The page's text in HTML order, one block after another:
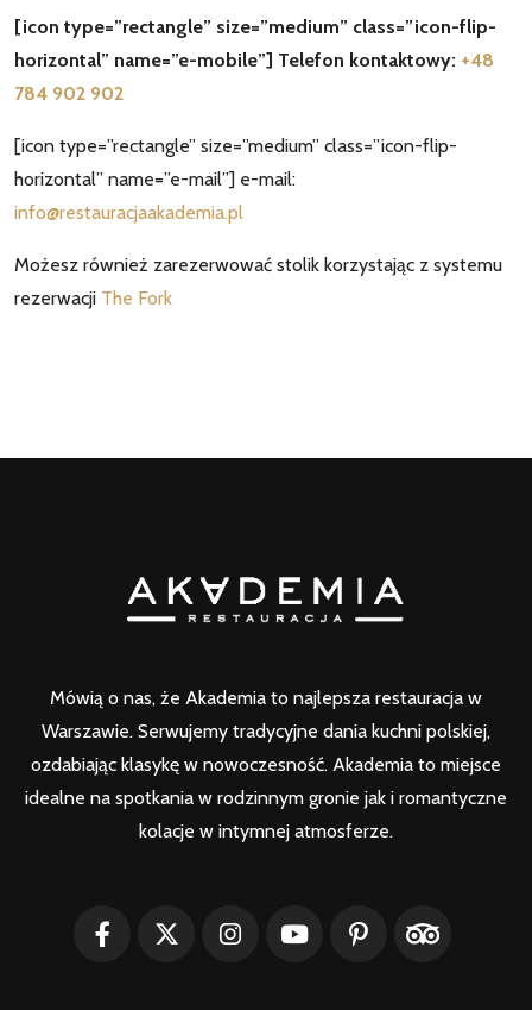
[icon type=”rectangle” size=”medium” class=”icon-flip-
horizontal” name=”e-mobile”] Telefon kontaktowy: +48
784 902 902
[icon type=”rectangle” size=”medium” class=”icon-flip-
horizontal” name=”e-mail”] e-mail:
info@restauracjaakademia.pl
Możesz również zarezerwować stolik korzystając z systemu
rezerwacji The Fork
Mówią o nas, że Akademia to najlepsza restauracja w
Warszawie. Serwujemy tradycyjne dania kuchni polskiej,
ozdabiając klasykę w nowoczesność. Akademia to miejsce
idealne na spotkania w rodzinnym gronie jak i romantyczne
kolacje w intymnej atmosferze.